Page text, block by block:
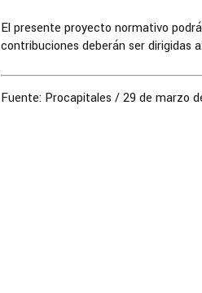
El presente proyecto normativo
contribuciones deberán ser dirigidas
Fuente: Procapitales / 29 de marzo